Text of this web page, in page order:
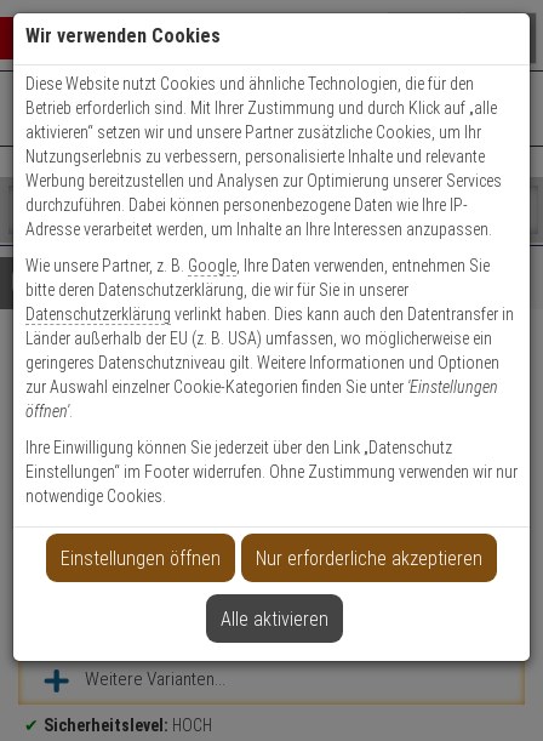
Warenkorb schließen
0 ARTIKEL IM WARENKORB
Ihr Warenkorb ist momentan leer.
Ergebnisse ()
Fertig
Shop
durchsuchen
Bitte
geben
Sie
mindestens
Zeichen
ein,
um
Suche
Es
wurde
noch
Kategorien
Suche
gestartet
+49 (0)821 899 493-0Mo. - Do.: 8:00 - 16:30 | Fr.: 8:00 - 14:00 Uhr
Kontaktservice nutzen
Details Beratung
2er Abus Bravus 3000
Doppelzylinder 35/35 9 Schl.
Produktmerkmale
Zylinder messen
Weitere Varianten...
Produktinformationen
Sicherheitslevel: HOCH
Wir verwenden Cookies
Diese Website nutzt Cookies und ähnliche Technologien, die für den
Betrieb erforderlich sind. Mit Ihrer Zustimmung und durch Klick auf „alle
aktivieren“ setzen wir und unsere Partner zusätzliche Cookies, um Ihr
Nutzungserlebnis zu verbessern, personalisierte Inhalte und relevante
Werbung bereitzustellen und Analysen zur Optimierung unserer Services
durchzuführen. Dabei können personenbezogene Daten wie Ihre IP-
Adresse verarbeitet werden, um Inhalte an Ihre Interessen anzupassen.
Wie unsere Partner, z. B. Google , Ihre Daten verwenden, entnehmen Sie
bitte deren Datenschutzerklärung, die wir für Sie in unserer
Datenschutzerklärung verlinkt haben. Dies kann auch den Datentransfer in
Länder außerhalb der EU (z. B. USA) umfassen, wo möglicherweise ein
geringeres Datenschutzniveau gilt. Weitere Informationen und Optionen
zur Auswahl einzelner Cookie-Kategorien finden Sie unter 'Einstellungen
öffnen'.
Ihre Einwilligung können Sie jederzeit über den Link „Datenschutz
Einstellungen“ im Footer widerrufen. Ohne Zustimmung verwenden wir nur
notwendige Cookies.
Einstellungen öffnen Nur erforderliche akzeptieren
Alle aktivieren